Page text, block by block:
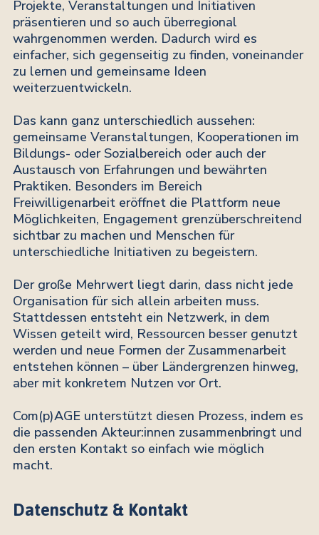
Projekte, Veranstaltungen und Initiativen
präsentieren und so auch überregional
wahrgenommen werden. Dadurch wird es
einfacher, sich gegenseitig zu finden, voneinander
zu lernen und gemeinsame Ideen
weiterzuentwickeln.
Das kann ganz unterschiedlich aussehen:
gemeinsame Veranstaltungen, Kooperationen im
Bildungs- oder Sozialbereich oder auch der
Austausch von Erfahrungen und bewährten
Praktiken. Besonders im Bereich
Freiwilligenarbeit eröffnet die Plattform neue
Möglichkeiten, Engagement grenzüberschreitend
sichtbar zu machen und Menschen für
unterschiedliche Initiativen zu begeistern.
Der große Mehrwert liegt darin, dass nicht jede
Organisation für sich allein arbeiten muss.
Stattdessen entsteht ein Netzwerk, in dem
Wissen geteilt wird, Ressourcen besser genutzt
werden und neue Formen der Zusammenarbeit
entstehen können – über Ländergrenzen hinweg,
aber mit konkretem Nutzen vor Ort.
Com(p)AGE unterstützt diesen Prozess, indem es
die passenden Akteur:innen zusammenbringt und
den ersten Kontakt so einfach wie möglich
macht.
Datenschutz & Kontakt